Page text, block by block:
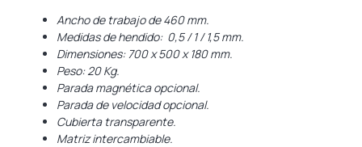
Ancho de trabajo de 460 mm.
Medidas de hendido: 0,5 / 1 / 1,5 mm.
Dimensiones: 700 x 500 x 180 mm.
Peso: 20 Kg.
Parada magnética opcional.
Parada de velocidad opcional.
Cubierta transparente.
Matriz intercambiable.